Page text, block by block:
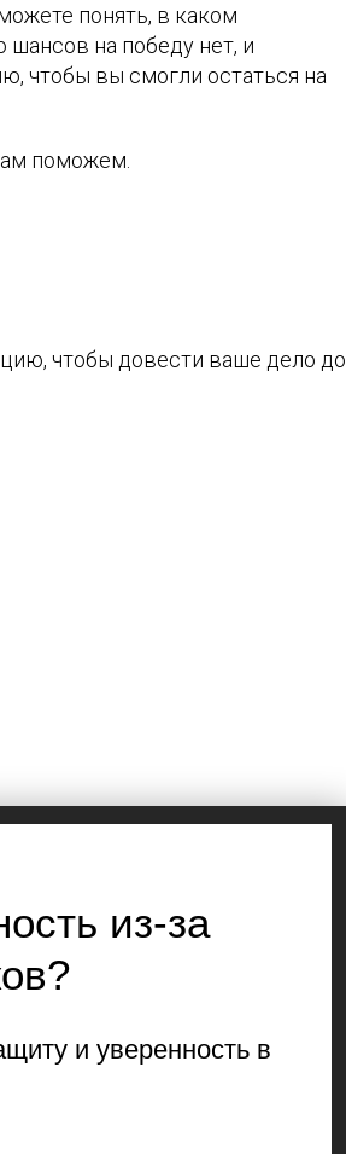
понять, в каком
шансов на победу нет, и
чтобы вы смогли остаться на
поможем.
чтобы довести ваше дело до
из-за
и уверенность в